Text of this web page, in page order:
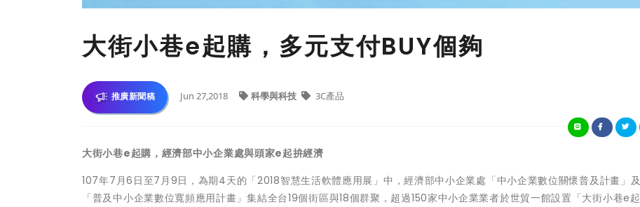
大街小巷e起購，多元支付BUY個夠
推廣新聞稿 Jun 27,2018 科學與科技 3C產品
大街小巷e起購 ， 經濟部中小企業處與頭家e起拚經濟
107年7月6日至7月9日，為期4天的「2018智慧生活軟體應用展」中，經濟部中小企業處「中小企業數位關懷普及計畫」及
「普及中小企業數位寬頻應用計畫」集結全台19個街區與18個群聚，超過150家中小企業業者於世貿一館設置「大街小巷e起